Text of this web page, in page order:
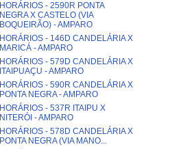
HORÁRIOS - 2590R PONTA
NEGRA X CASTELO (VIA
BOQUEIRÃO) - AMPARO
HORÁRIOS - 146D CANDELÁRIA X
MARICÁ - AMPARO
HORÁRIOS - 579D CANDELÁRIA X
ITAIPUAÇU - AMPARO
HORÁRIOS - 590R CANDELÁRIA X
PONTA NEGRA - AMPARO
HORÁRIOS - 537R ITAIPU X
NITERÓI - AMPARO
HORÁRIOS - 578D CANDELÁRIA X
PONTA NEGRA (VIA MANO...